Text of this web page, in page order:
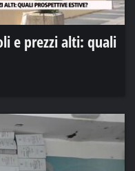
e prezzi alti: quali